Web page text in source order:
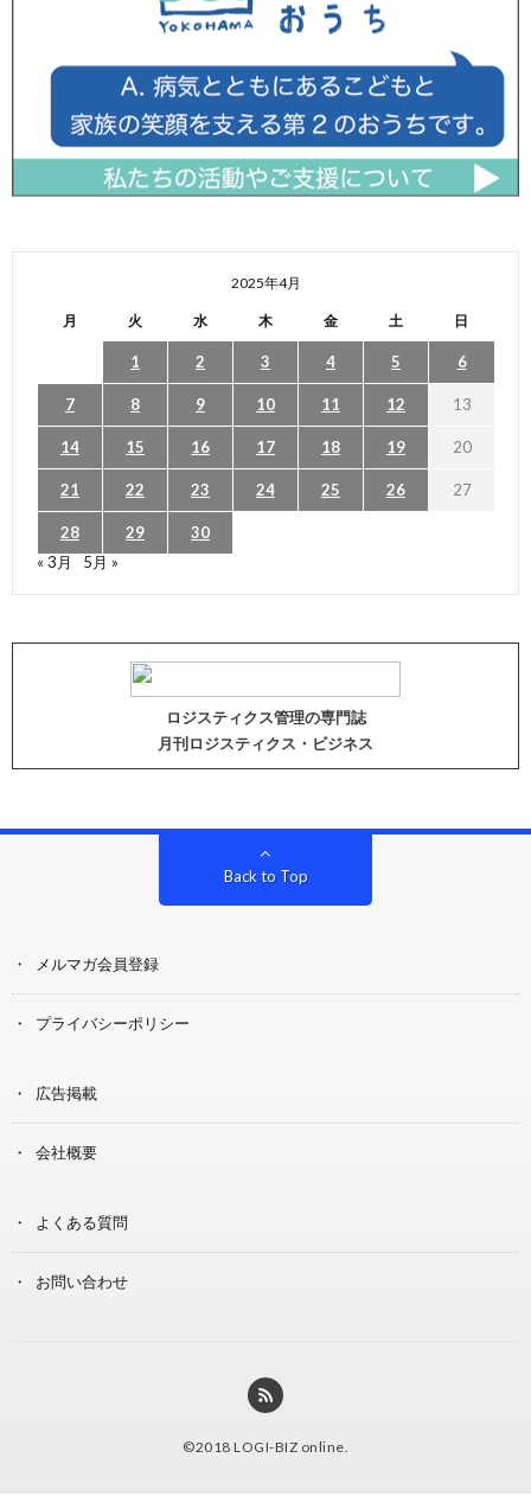
2025年4月
月 火 水 木 金 土 日
1 2 3 4 5 6
7 8 9 10 11 12 13
14 15 16 17 18 19 20
21 22 23 24 25 26 27
28 29
30
« 3月
5月 »
ロジスティクス管理の専門誌
月刊ロジスティクス・ビジネス
Back to Top
メルマガ会員登録
プライバシーポリシー
広告掲載
会社概要
よくある質問
お問い合わせ
©2018 LOGI-BIZ online.